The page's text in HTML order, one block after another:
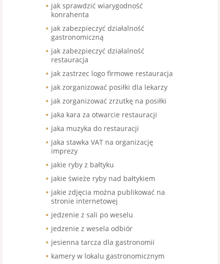
jak sprawdzić wiarygodność
konrahenta
jak zabezpieczyć działalność
gastronomiczną
jak zabezpieczyć działalność
restauracja
jak zastrzec logo firmowe restauracja
jak zorganizować posiłki dla lekarzy
jak zorganizować zrzutkę na posiłki
jaka kara za otwarcie restauracji
jaka muzyka do restauracji
jaka stawka VAT na organizację
imprezy
jakie ryby z bałtyku
jakie świeże ryby nad bałtykiem
jakie zdjęcia można publikować na
stronie internetowej
jedzenie z sali po weselu
jedzenie z wesela odbiór
jesienna tarcza dla gastronomii
kamery w lokalu gastronomicznym